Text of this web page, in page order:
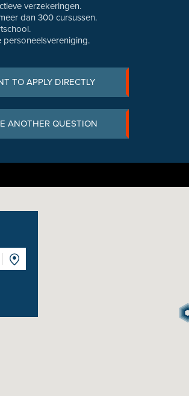
verzekeringen.
dan 300 cursussen.
personeelsvereniging.
TO APPLY DIRECTLY
ANOTHER QUESTION